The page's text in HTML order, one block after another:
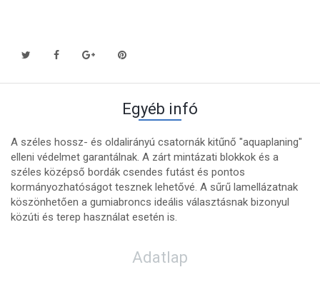
Egyéb infó
A széles hossz- és oldalirányú csatornák kitűnő "aquaplaning"
elleni védelmet garantálnak. A zárt mintázati blokkok és a
széles középső bordák csendes futást és pontos
kormányozhatóságot tesznek lehetővé. A sűrű lamellázatnak
köszönhetően a gumiabroncs ideális választásnak bizonyul
közúti és terep használat esetén is.
Adatlap